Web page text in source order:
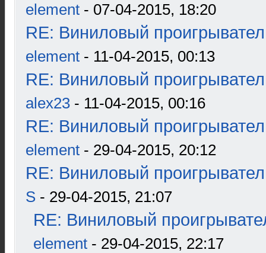
element - 07-04-2015, 18:20
RE: Виниловый
element - 11-04-2015, 00:13
RE: Виниловый
alex23 - 11-04-2015, 00:16
RE: Виниловый
element - 29-04-2015, 20:12
RE: Виниловый
S - 29-04-2015, 21:07
RE: Виниловый
element - 29-04-2015, 22:17